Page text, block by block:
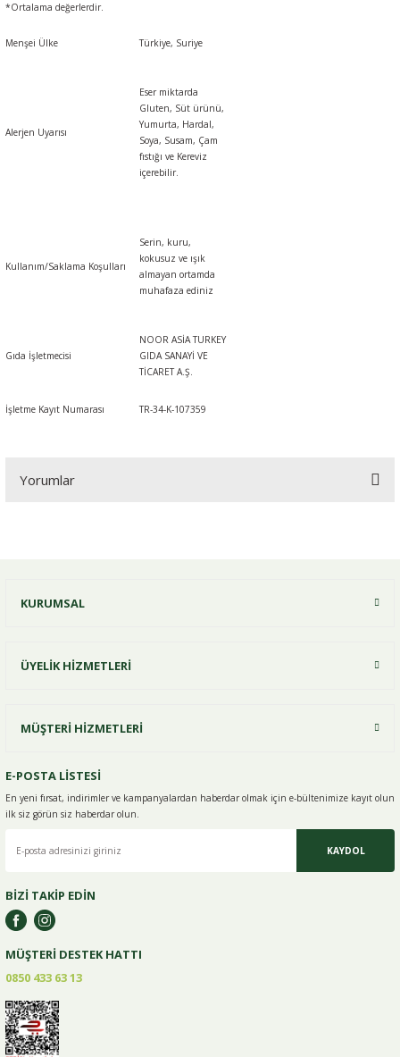
*Ortalama değerlerdir.
Menşei Ülke Türkiye, Suriye
Alerjen Uyarısı
Eser miktarda
Gluten, Süt ürünü,
Yumurta, Hardal,
Soya, Susam, Çam
fıstığı ve Kereviz
içerebilir.
Kullanım/Saklama Koşulları
Serin, kuru,
kokusuz ve ışık
almayan ortamda
muhafaza ediniz
Gıda İşletmecisi
NOOR ASİA TURKEY
GIDA SANAYİ VE
TİCARET A.Ş.
İşletme Kayıt Numarası TR-34-K-107359
Yorumlar
KURUMSAL
ÜYELİK HİZMETLERİ
MÜŞTERİ HİZMETLERİ
E-POSTA LİSTESİ
En yeni fırsat, indirimler ve kampanyalardan haberdar olmak için e-bültenimize kayıt olun
ilk siz görün siz haberdar olun.
KAYDOL
BİZİ TAKİP EDİN
MÜŞTERİ DESTEK HATTI
0850 433 63 13